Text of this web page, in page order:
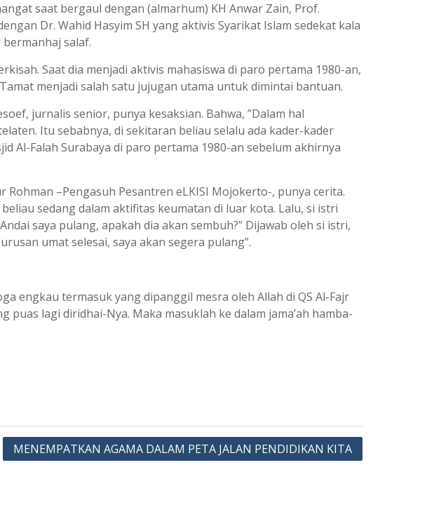
saat bergaul dengan (almarhum) KH Anwar Zain, Prof.
Dr. Wahid Hasyim SH yang aktivis Syarikat Islam sedekat kala
salaf.
Saat dia menjadi aktivis mahasiswa di paro pertama 1980-an,
menjadi salah satu jujugan utama untuk dimintai bantuan.
jurnalis senior, punya kesaksian. Bahwa, ”Dalam hal
Itu sebabnya, di sekitaran beliau selalu ada kader-kader
Al-Falah Surabaya di paro pertama 1980-an sebelum akhirnya
–Pengasuh Pesantren eLKISI Mojokerto-, punya cerita.
sedang dalam aktifitas keumatan di luar kota. Lalu, si istri
saya pulang, apakah dia akan sembuh?” Dijawab oleh si istri,
umat selesai, saya akan segera pulang”.
engkau termasuk yang dipanggil mesra oleh Allah di QS Al-Fajr
puas lagi diridhai-Nya. Maka masuklah ke dalam jama’ah hamba-
MENEMPATKAN AGAMA DALAM PETA JALAN PENDIDIKAN KITA